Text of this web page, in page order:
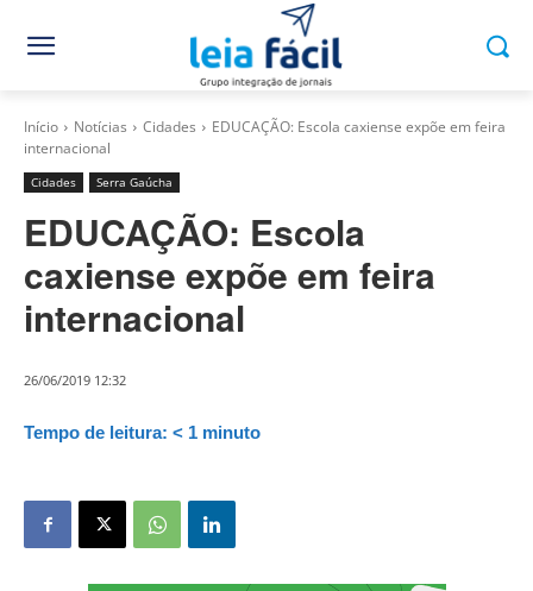
Início Notícias Cidades
EDUCAÇÃO: Escola caxiense expõe em feira
internacional
Cidades Serra Gaúcha
EDUCAÇÃO: Escola
caxiense expõe em feira
internacional
26/06/2019 12:32
Tempo de leitura: < 1 minuto